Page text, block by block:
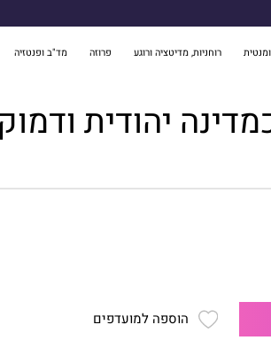
רוחניות, מדיטציה ורוגע פרוזה מד"ב ופנטזיה
יהודית
הוספה למועדפים